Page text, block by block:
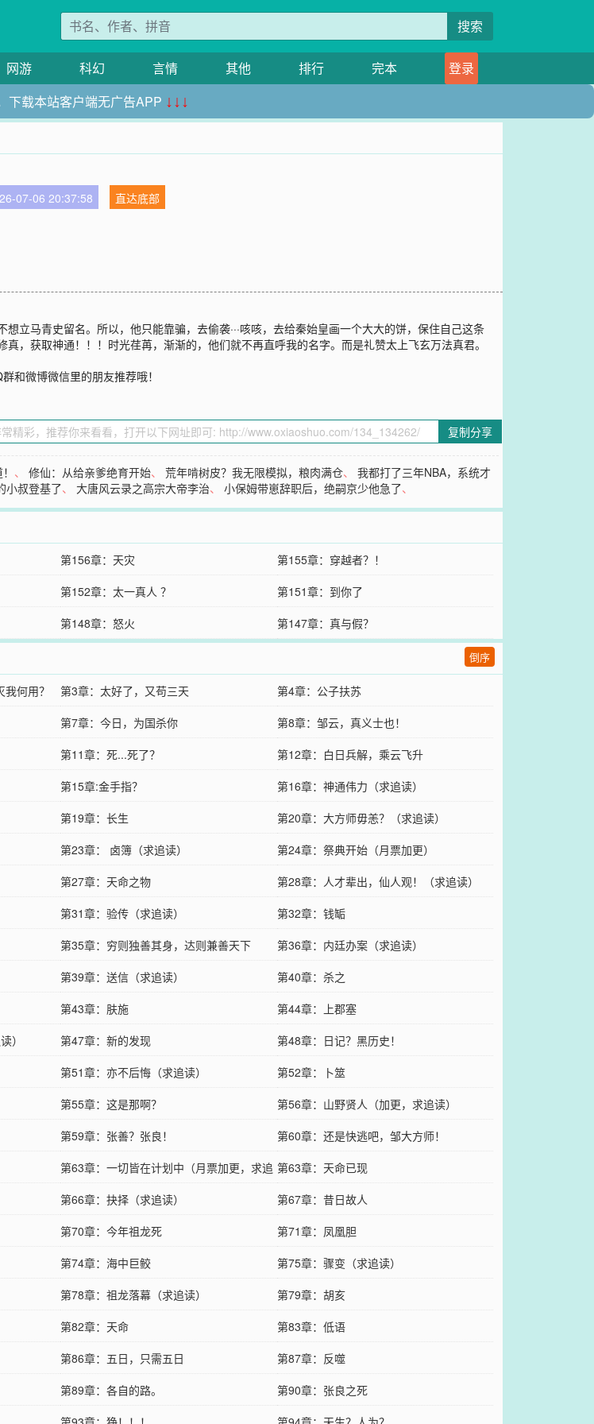
搜索
网游 科幻 言情 其他 排行 完本
登录
下载本站客户端无广告APP ↓↓↓
07-06 20:37:58
直达底部
立马青史留名。所以，他只能靠骗，去偷袭···咳咳，去给秦始皇画一个大大的饼，保住自己这条
，获取神通！！！时光荏苒，渐渐的，他们就不再直呼我的名字。而是礼赞太上飞玄万法真君。
和微博微信里的朋友推荐哦！
复制分享
、修仙：从给亲爹绝育开始、荒年啃树皮？我无限模拟，粮肉满仓、我都打了三年NBA，系统才
小叔登基了、大唐风云录之高宗大帝李治、小保姆带崽辞职后，绝嗣京少他急了、
第156章：天灾
第155章：穿越者？！
第152章：太一真人 ？
第151章：到你了
第148章：怒火 第147章：真与假？
倒序
何用？
第3章：太好了，又苟三天
第4章：公子扶苏
第7章：今日，为国杀你
第8章：邹云，真义士也！
第11章：死...死了？
第12章：白日兵解，乘云飞升
第15章:金手指？
第16章：神通伟力（求追读）
第19章：长生
第20章：大方师毋恙？（求追读）
第23章： 卤簿（求追读）
第24章：祭典开始（月票加更）
第27章：天命之物
第28章：人才辈出，仙人观！（求追读）
第31章：验传（求追读）
第32章：钱缿
第35章：穷则独善其身，达则兼善天下
第36章：内廷办案（求追读）
第39章：送信（求追读）
第40章：杀之
第43章：肤施
第44章：上郡塞
） 第47章：新的发现
第48章：日记？黑历史！
第51章：亦不后悔（求追读）
第52章：卜筮
第55章：这是那啊？
第56章：山野贤人（加更，求追读）
第59章：张善？张良！
第60章：还是快逃吧，邹大方师！
第63章：一切皆在计划中（月票加更，求追
读）
第63章：天命已现
第66章：抉择（求追读）
第67章：昔日故人
第70章：今年祖龙死
第71章：凤凰胆
第74章：海中巨鲛
第75章：骤变（求追读）
第78章：祖龙落幕（求追读）
第79章：胡亥
第82章：天命
第83章：低语
第86章：五日，只需五日
第87章：反噬
第89章：各自的路。
第90章：张良之死